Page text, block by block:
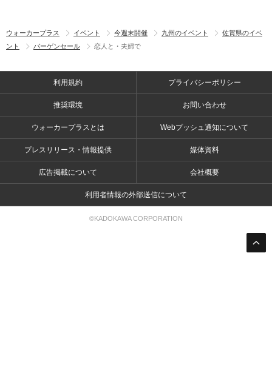
ウォーカープラス イベント 今週末開催 九州のイベント
佐賀県のイベ
ント
バーゲンセール 恋人と・夫婦で
利用規約 プライバシーポリシー
推奨環境 お問い合わせ
ウォーカープラスとは Webプッシュ通知について
プレスリリース・情報提供 媒体資料
広告掲載について 会社概要
利用者情報の外部送信について
©KADOKAWA CORPORATION